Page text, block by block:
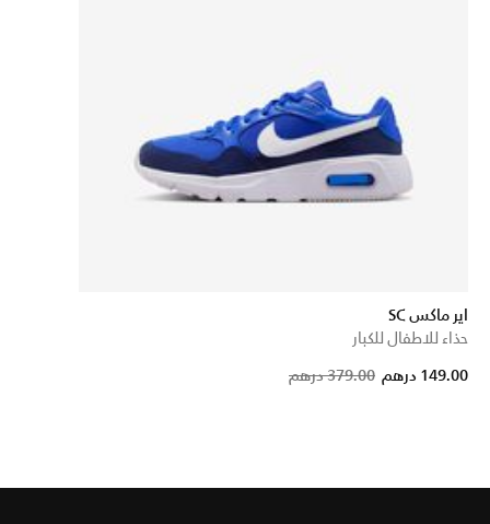
اير ماكس SC
حذاء للاطفال للكبار
Price
379.00 درهم 149.00 درهم